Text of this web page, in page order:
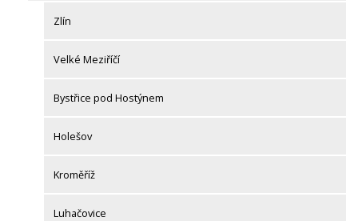
Zlín
Velké Meziříčí
Bystřice pod Hostýnem
Holešov
Kroměříž
Luhačovice